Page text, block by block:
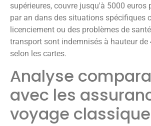
supérieures, couvre jusqu'à 5000 euros
par an dans des situations spécifiques
licenciement ou des problèmes de
transport sont indemnisés à hauteur de
selon les cartes.
Analyse
avec les
voyage